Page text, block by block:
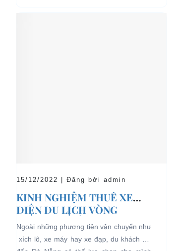
15/12/2022 | Đăng bởi admin
KINH NGHIỆM THUÊ XE
ĐIỆN DU LỊCH VÒNG
QUANH ĐÀ NẴNG
Ngoài những phương tiện vận chuyển như
xích lô, xe máy hay xe đạp, du khách khi